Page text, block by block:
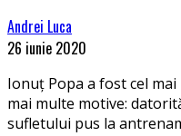
Andrei Luca
26 iunie 2020
Ionuț Popa a fost cel
mai multe motive:
sufletului pus la